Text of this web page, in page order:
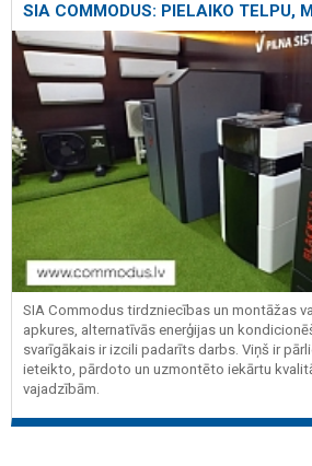
SIA COMMODUS: PIELAIKO TELPU,
SIA Commodus tirdzniecības un montāžas
apkures, alternatīvās enerģijas un
svarīgākais ir izcili padarīts darbs. Viņš ir
ieteikto, pārdoto un uzmontēto iekārtu
vajadzībām.